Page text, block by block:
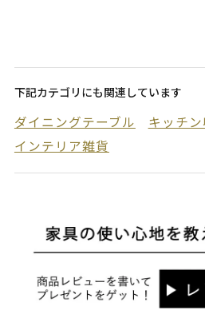
下記カテゴリにも関連しています
ダイニングテーブル
キッチ
インテリア雑貨